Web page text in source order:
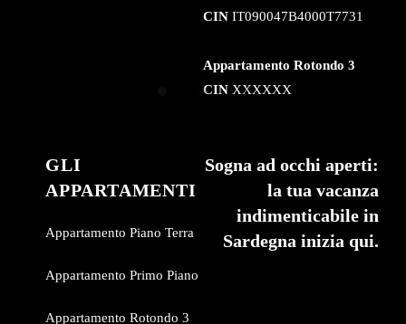
CIN IT090047B4000T7731
Appartamento Rotondo 3
CIN XXXXXX
GLI
APPARTAMENTI
Appartamento Piano Terra
Appartamento Primo Piano
Appartamento Rotondo 3
Sogna ad occhi aperti:
la tua vacanza
indimenticabile in
Sardegna inizia qui.